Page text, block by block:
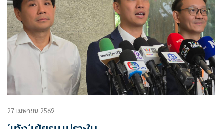
27 เมษายน 2569